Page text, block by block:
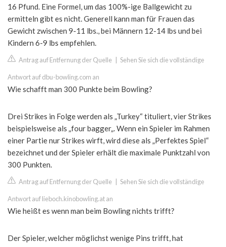
16 Pfund. Eine Formel, um das 100%-ige Ballgewicht zu
ermitteln gibt es nicht. Generell kann man für Frauen das
Gewicht zwischen 9-11 lbs., bei Männern 12-14 lbs und bei
Kindern 6-9 lbs empfehlen.
Antrag auf Entfernung der Quelle Sehen Sie sich die vollständige
Antwort auf dbu-bowling.com an
Wie schafft man 300 Punkte beim Bowling?
Drei Strikes in Folge werden als „Turkey“ tituliert, vier Strikes
beispielsweise als „four bagger„. Wenn ein Spieler im Rahmen
einer Partie nur Strikes wirft, wird diese als „Perfektes Spiel“
bezeichnet und der Spieler erhält die maximale Punktzahl von
300 Punkten.
Antrag auf Entfernung der Quelle Sehen Sie sich die vollständige
Antwort auf lieboch.kinobowling.at an
Wie heißt es wenn man beim Bowling nichts trifft?
Der Spieler, welcher möglichst wenige Pins trifft, hat